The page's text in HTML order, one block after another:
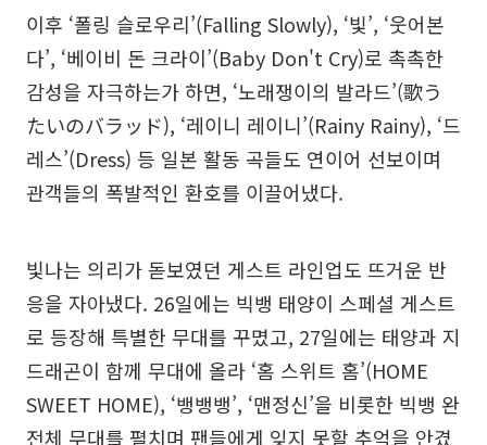
이후 ‘폴링 슬로우리’(Falling Slowly), ‘빛’, ‘웃어본
다’, ‘베이비 돈 크라이’(Baby Don't Cry)로 촉촉한
감성을 자극하는가 하면, ‘노래쟁이의 발라드’(歌う
たいのバラッド), ‘레이니 레이니’(Rainy Rainy), ‘드
레스’(Dress) 등 일본 활동 곡들도 연이어 선보이며
관객들의 폭발적인 환호를 이끌어냈다.
빛나는 의리가 돋보였던 게스트 라인업도 뜨거운 반
응을 자아냈다. 26일에는 빅뱅 태양이 스페셜 게스트
로 등장해 특별한 무대를 꾸몄고, 27일에는 태양과 지
드래곤이 함께 무대에 올라 ‘홈 스위트 홈’(HOME
SWEET HOME), ‘뱅뱅뱅’, ‘맨정신’을 비롯한 빅뱅 완
전체 무대를 펼치며 팬들에게 잊지 못할 추억을 안겼